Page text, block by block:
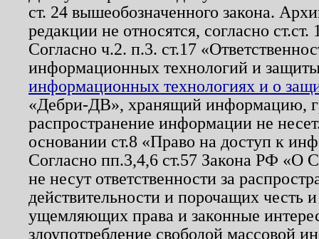
ст. 24 вышеобозначенного закона.
редакции не относятся, согласно
Согласно ч.2. п.3. ст.17
информационных технологий и
информационных технологиях и о
«Дебри-ДВ», хранящий информацию,
распространение информации не
основании ст.8 «Право на доступ к
Согласно пп.3,4,6 ст.57 Закона РФ «О
не несут ответственности за
действительности и порочащих честь
ущемляющих права и законные
злоупотребление свободой массовой